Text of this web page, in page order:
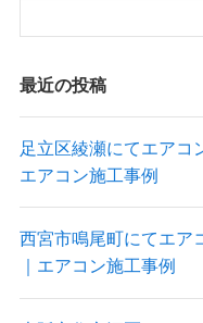
最近の投稿
足立区綾瀬にてエアコ
エアコン施工事例
西宮市鳴尾町にてエア
｜エアコン施工事例